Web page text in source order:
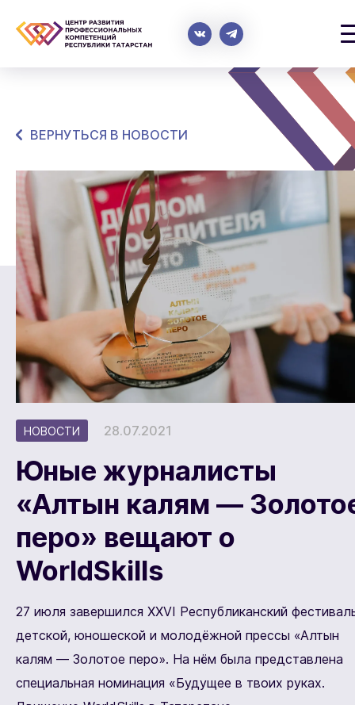
ВЕРНУТЬСЯ В НОВОСТИ
НОВОСТИ 28.07.2021
Юные журналисты
«Алтын калям —
перо» вещают о
WorldSkills
27 июля завершился XXVI Республиканский
детской, юношеской и молодёжной прессы «Алтын
калям — Золотое перо». На нём была представлена
специальная номинация «Будущее в твоих руках.